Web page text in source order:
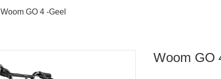
Woom GO 4 -Geel
Woom GO